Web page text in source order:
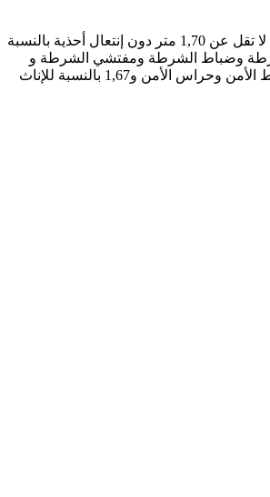
– المتوفرين على قامة لا تقل عن 1,70 متر دون إنتعال أحذية بالنسبة
وضباط الشرطة ومفتشي الشرطة و
1,73 متر بالنسبة لضباط الأمن وحراس الأمن و1,67 بالنسبة للإناث